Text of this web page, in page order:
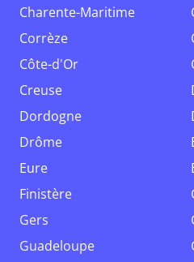
Charente-Maritime
Corrèze
Côte-d'Or
Creuse
Dordogne
Drôme
Eure
Finistère
Gers
Guadeloupe